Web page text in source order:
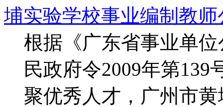
埔实验学校事业编制教师
根据《广东省事业单
民政府令2009年第
聚优秀人才，广州市